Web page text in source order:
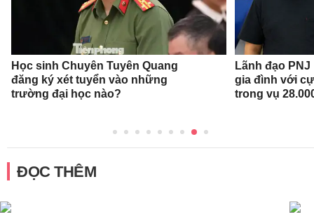
Học sinh Chuyên Tuyên Quang
đăng ký xét tuyển vào những
trường đại học nào?
Lãnh đạo
gia đình với
trong vụ
ĐỌC THÊM